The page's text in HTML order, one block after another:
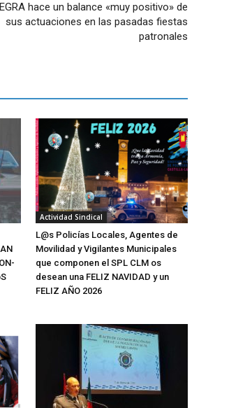
hace un balance «muy positivo» de
sus actuaciones en las pasadas fiestas
patronales
Actividad Sindical
L@s Policías Locales, Agentes de
Movilidad y Vigilantes Municipales
que componen el SPL CLM os
desean una FELIZ NAVIDAD y un
FELIZ AÑO 2026